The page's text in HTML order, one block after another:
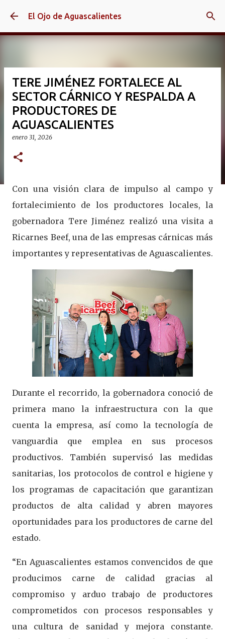
Ir al contenido principal
El Ojo de Aguascalientes
TERE JIMÉNEZ FORTALECE AL
SECTOR CÁRNICO Y RESPALDA A
PRODUCTORES DE
AGUASCALIENTES
enero 31, 2026
Con una visión clara de impulso al campo y
fortalecimiento de los productores locales, la
gobernadora Tere Jiménez realizó una visita a
Ricarnes Beef, una de las empresas cárnicas más
importantes y representativas de Aguascalientes.
Durante el recorrido, la gobernadora conoció de
primera mano la infraestructura con la que
cuenta la empresa, así como la tecnología de
vanguardia que emplea en sus procesos
productivos. También supervisó las medidas
sanitarias, los protocolos de control e higiene y
los programas de capacitación que garantizan
productos de alta calidad y abren mayores
oportunidades para los productores de carne del
estado.
“En Aguascalientes estamos convencidos de que
producimos carne de calidad gracias al
compromiso y arduo trabajo de productores
comprometidos con procesos responsables y
una cultura de sanidad y mejora constante.